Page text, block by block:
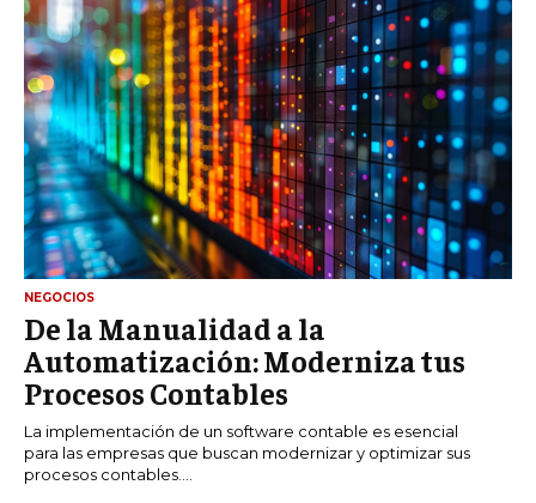
NEGOCIOS
De la Manualidad a la
Automatización: Moderniza tus
Procesos Contables
La implementación de un software contable es esencial
para las empresas que buscan modernizar y optimizar sus
procesos contables....